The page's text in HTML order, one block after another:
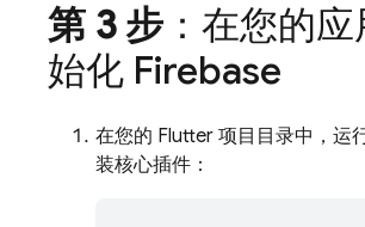
第 3 步 ：在您的
始化 Firebase
在您的 Flutter 项目目录中，运
装核心插件：